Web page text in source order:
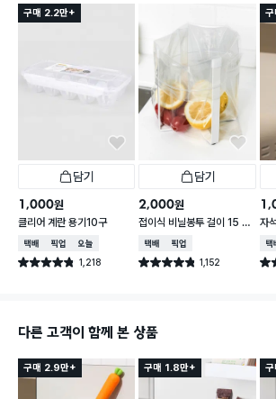
구매 2.2만+
담기
1,000원
클리어 계란 용기10구
택배배송매장픽업오늘배송
별점 4.8점 1,218
건 작성
담기
2,000원
접이식 비닐봉투 걸이 15 X
16.5 cm
택배배송매장픽업
별점 4.8점 1,152
건 작성
자
5
택
별
다른 고객이 함께 본 상품
구매 2.9만+ 구매 1.8만+